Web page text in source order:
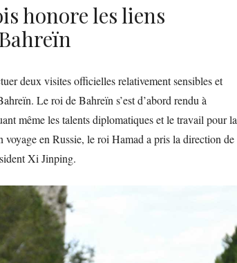
honore les liens
deux visites officielles relativement sensibles et
Le roi de Bahreïn s’est d’abord rendu à
même les talents diplomatiques et le travail pour la
en Russie, le roi Hamad a pris la direction de
Xi Jinping.